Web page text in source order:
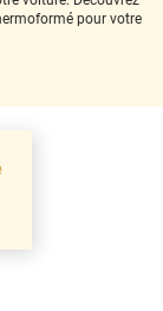
pour votre